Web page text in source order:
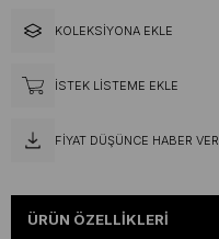
KOLEKSIYONA EKLE
İSTEK LISTEME EKLE
FIYAT DÜŞÜNCE HABER VER
ÜRÜN ÖZELLIKLERI